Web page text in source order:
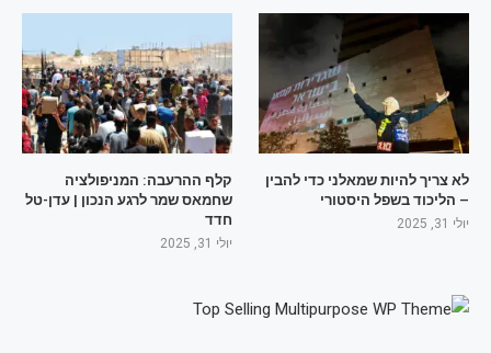
לא צריך להיות שמאלני כדי להבין
– הליכוד בשפל היסטורי
יולי 31, 2025
קלף ההרעבה: המניפולציה
שחמאס שמר לרגע הנכון | עדן-טל
חדד
יולי 31, 2025